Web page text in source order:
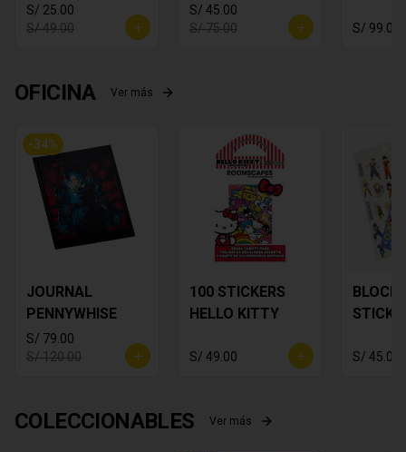
S/ 25.00
S/ 49.00
S/ 45.00
S/ 75.00
S/ 99.00
OFICINA Ver más
-34%
JOURNAL
PENNYWHISE
S/ 79.00
S/ 120.00
100 STICKERS
HELLO KITTY
S/ 49.00
BLOCK
S/ 45.00
COLECCIONABLES Ver más